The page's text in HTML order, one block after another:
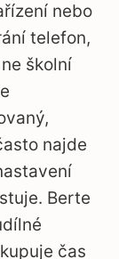
nebo
telefon,
školní
najde
Berte
čas